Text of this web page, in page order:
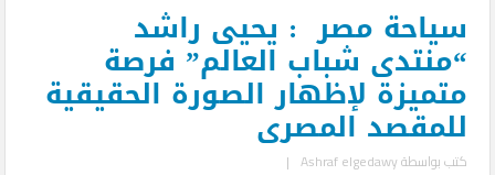
سياحة مصر : يحيى راشد
“منتدى شباب العالم” فرصة
متميزة لإظهار الصورة الحقيقية
للمقصد المصرى
كتب بواسطةAshraf elgedawy
|